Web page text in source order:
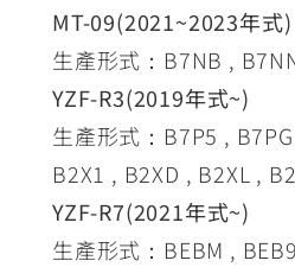
MT-09(2021~2023年式)
生產形式：B7NB ,
YZF-R3(2019年式~)
生產形式：B7P5 ,
B2X1 , B2XD , B2XL ,
YZF-R7(2021年式~)
生產形式：BEBM ,